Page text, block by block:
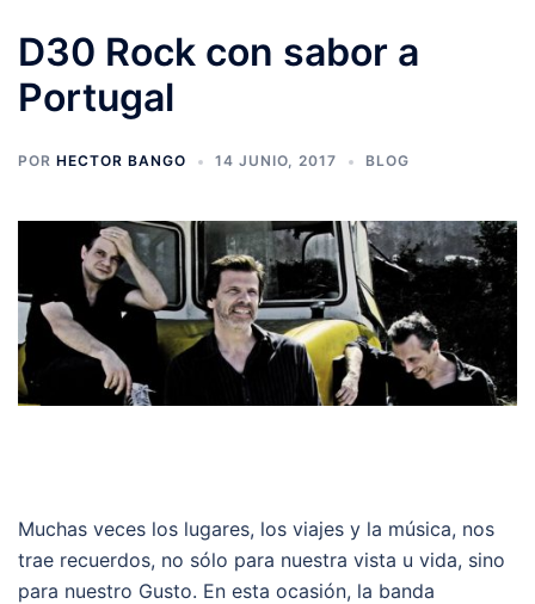
D30 Rock con sabor a
Portugal
POR HECTOR BANGO 14 JUNIO, 2017 BLOG
Muchas veces los lugares, los viajes y la música, nos
trae recuerdos, no sólo para nuestra vista u vida, sino
para nuestro Gusto. En esta ocasión, la banda